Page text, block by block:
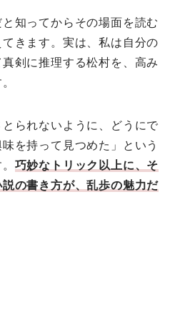
知ってからその場面を読む
きます。実は、私は自分の
剣に推理する松村を、高み
られないように、どうにで
を持って見つめた」という
巧妙なトリック以上に、そ
の書き方が、乱歩の魅力だ